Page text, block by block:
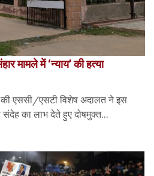
मामले में ‘न्याय’ की हत्या
एससी/एसटी विशेष अदालत ने इस
का लाभ देते हुए दोषमुक्त...